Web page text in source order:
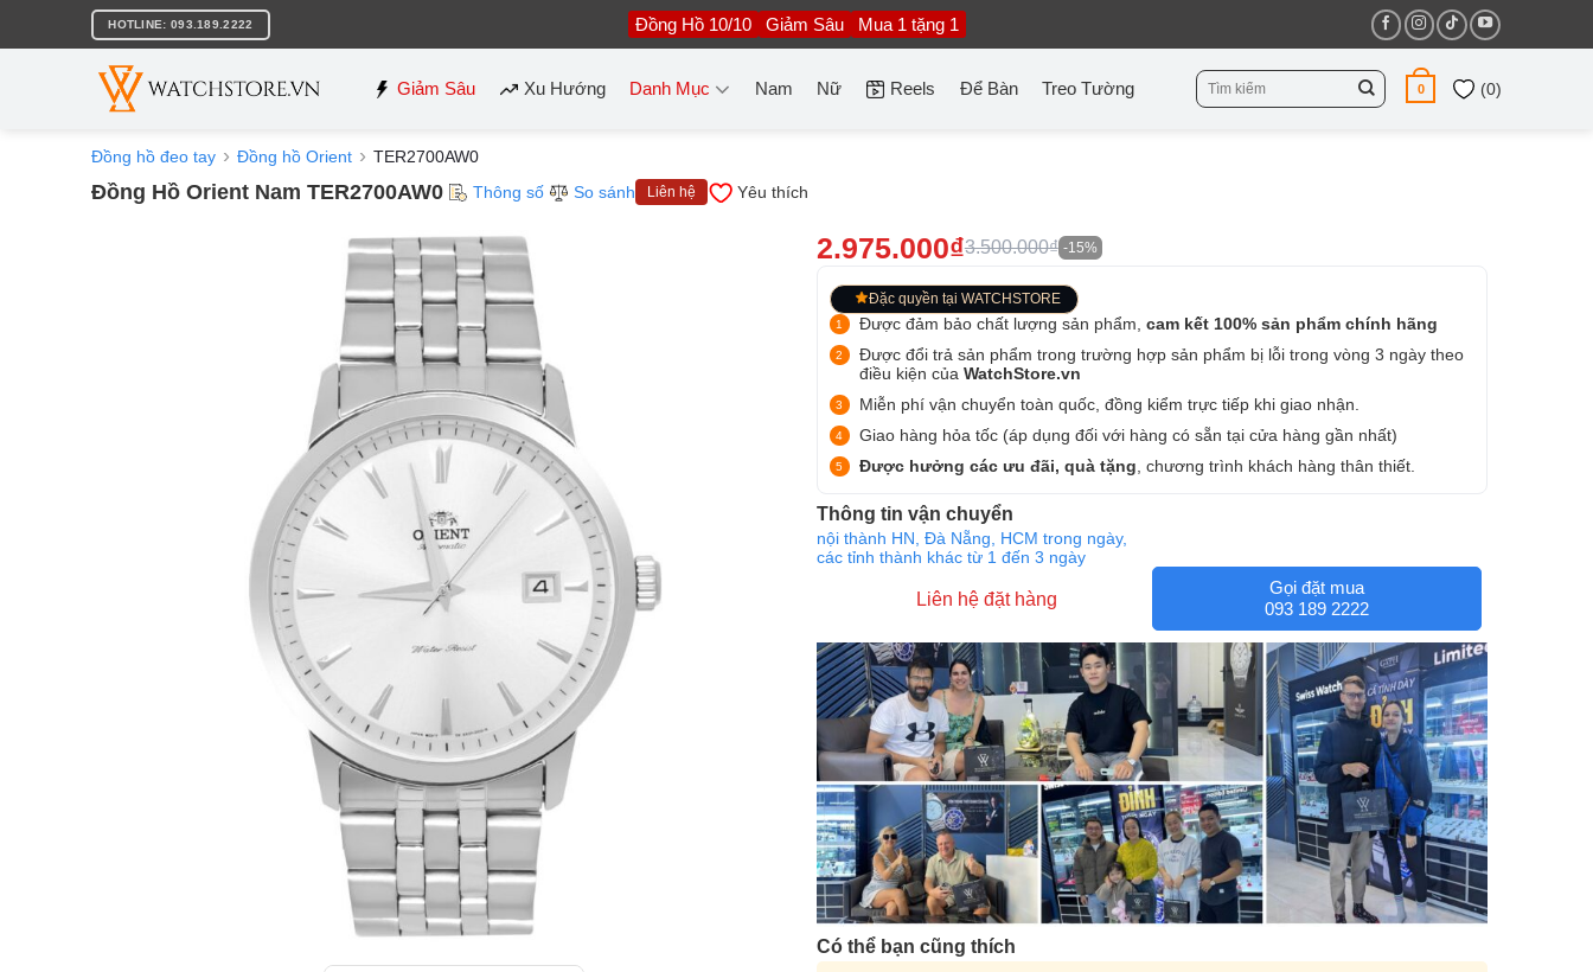
nội
HOTLINE: 093.189.2222 Đồng Hồ 10/10 Giảm Sâu Mua 1 tặng 1
Giảm Sâu Xu Hướng Danh Mục Nam Nữ Reels Để Bàn Treo Tường
Tìm
kiếm:
0 (0)
Đồng hồ đeo tay Đồng hồ Orient TER2700AW0
Đồng Hồ Orient Nam TER2700AW0 Thông số So sánh Liên hệ Yêu thích
2.975.000₫3.500.000₫ -15%
Đặc quyền tại WATCHSTORE
Được đảm bảo chất lượng sản phẩm, cam kết 100% sản phẩm chính hãng
Được đổi trả sản phẩm trong trường hợp sản phẩm bị lỗi trong vòng 3 ngày theo
điều kiện của WatchStore.vn
Miễn phí vận chuyển toàn quốc, đồng kiểm trực tiếp khi giao nhận.
Giao hàng hỏa tốc (áp dụng đối với hàng có sẵn tại cửa hàng gần nhất)
Được hưởng các ưu đãi, quà tặng , chương trình khách hàng thân thiết.
Thông tin vận chuyển
nội thành HN, Đà Nẵng, HCM trong ngày,
các tỉnh thành khác từ 1 đến 3 ngày
Liên hệ đặt hàng
Gọi đặt mua
093 189 2222
Có thể bạn cũng thích